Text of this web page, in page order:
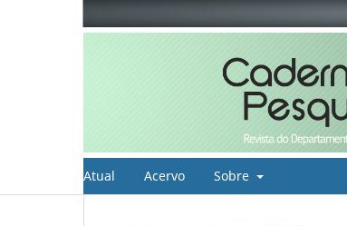
Atual Acervo Sobre